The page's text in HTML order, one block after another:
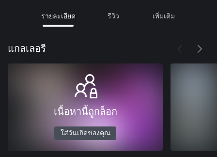
รายละเอียด รีวิว เพิ่มเติม
แกลเลอรี
เนื้อหานี้ถูกล็อก
ใส่วันเกิดของคุณ